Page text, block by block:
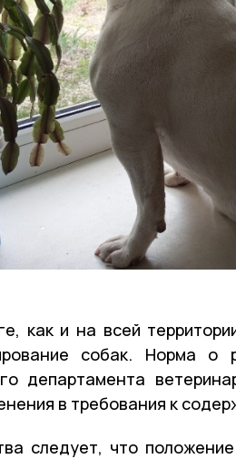
как и на всей
собак. Норма о
департамента
в требования к
следует, что